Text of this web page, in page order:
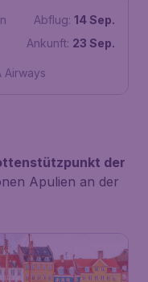
Abflug: 14 Sep.
Ankunft: 23 Sep.
Airways
der
Apulien an der